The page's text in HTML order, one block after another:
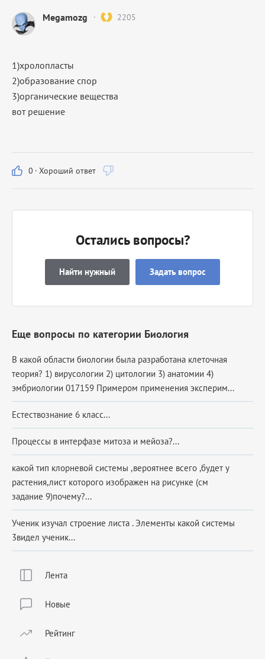
Лента
Новые
Рейтинг
Megamozg 2205
1)хролопласты
2)образование спор
3)органические вещества
вот решение
0 · Хороший ответ
Остались вопросы?
Найти нужный Задать вопрос
Еще вопросы по категории Биология
В какой области биологии была разработана клеточная
теория? 1) вирусологии 2) цитологии 3) анатомии 4)
эмбриологии 017159 Примером применения эксперим...
Естествознание 6 класс...
Процессы в интерфазе митоза и мейоза?...
какой тип клорневой системы ,вероятнее всего ,будет у
растения,лист которого изображен на рисунке (см
задание 9)почему?​...
Ученик изучал строение листа . Элементы какой системы
3видел ученик...